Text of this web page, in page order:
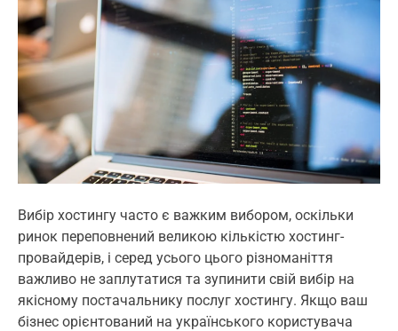
i
m
a
t
e
d
r
e
a
d
i
m
Вибір хостингу часто є важким вибором, оскільки
ринок переповнений великою кількістю хостинг-
провайдерів, і серед усього цього різноманіття
важливо не заплутатися та зупинити свій вибір на
якісному постачальнику послуг хостингу. Якщо ваш
бізнес орієнтований на українського користувача